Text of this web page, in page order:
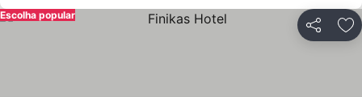
Partilhar
Escolha popular